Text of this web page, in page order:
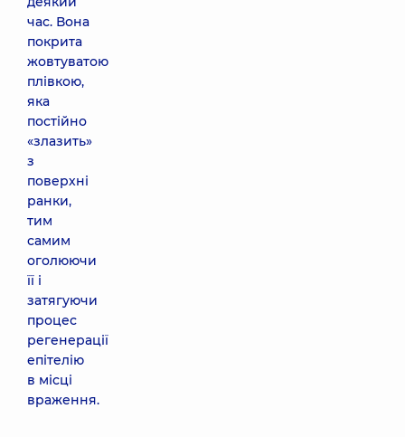
час. Вона
покрита
жовтуватою
плівкою,
яка
постійно
«злазить»
з
поверхні
ранки,
тим
самим
оголюючи
її і
затягуючи
процес
регенерації
епітелію
в місці
враження.